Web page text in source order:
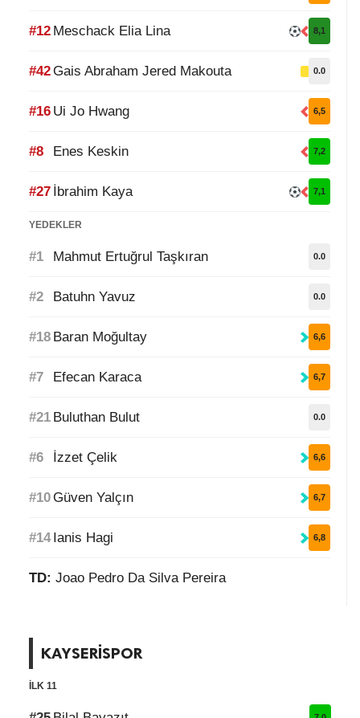
#12 Meschack Elia Lina 8,1
#42Gais Abraham Jered Makouta 0.0
#16 Ui Jo Hwang 6,5
#8 Enes Keskin 7,2
#27 İbrahim Kaya 7,1
YEDEKLER
#1 Mahmut Ertuğrul Taşkıran 0.0
#2 Batuhn Yavuz 0.0
#18 Baran Moğultay 6,6
#7 Efecan Karaca 6,7
#21 Buluthan Bulut 0.0
#6 İzzet Çelik 6,6
#10Güven Yalçın 6,7
#14 Ianis Hagi 6,8
TD: Joao Pedro Da Silva Pereira
KAYSERİSPOR
İLK 11